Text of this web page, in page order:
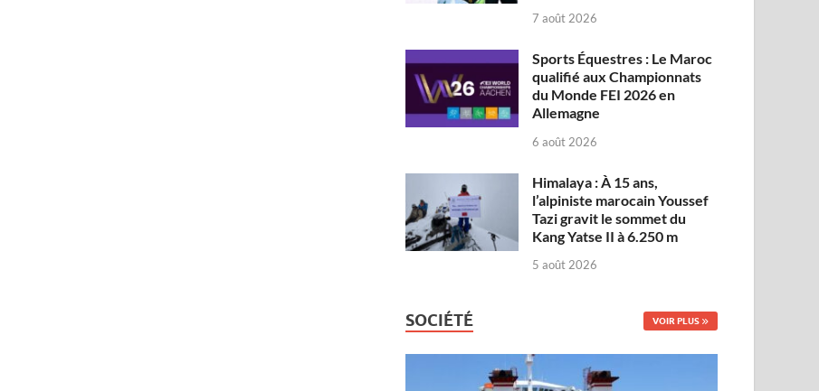
7 août 2026
Sports Équestres : Le Maroc
qualifié aux Championnats
du Monde FEI 2026 en
Allemagne
6 août 2026
Himalaya : À 15 ans,
l’alpiniste marocain Youssef
Tazi gravit le sommet du
Kang Yatse II à 6.250 m
5 août 2026
SOCIÉTÉ VOIR PLUS